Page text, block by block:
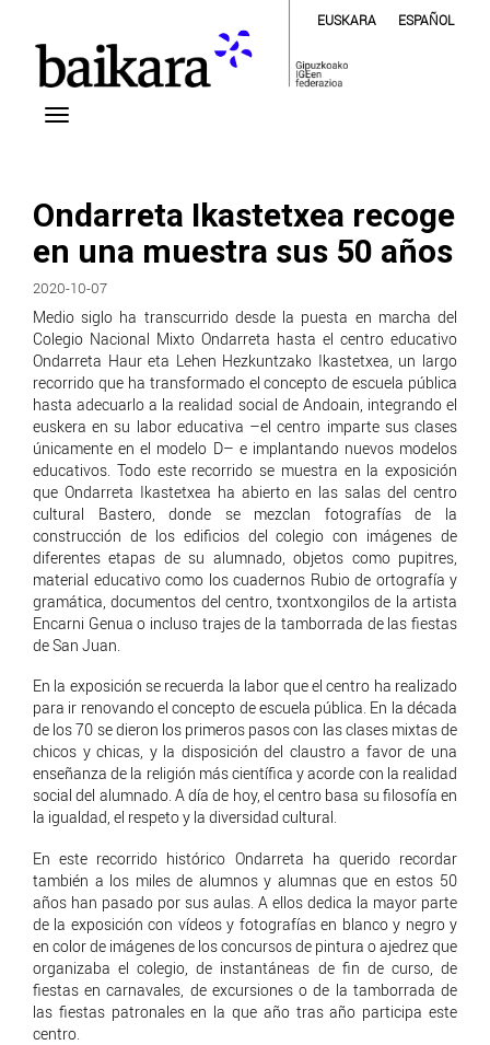
EUSKARA ESPAÑOL
Ondarreta Ikastetxea recoge
en una muestra sus 50 años
2020-10-07
Medio siglo ha transcurrido desde la puesta en marcha del
Colegio Nacional Mixto Ondarreta hasta el centro educativo
Ondarreta Haur eta Lehen Hezkuntzako Ikastetxea, un largo
recorrido que ha transformado el concepto de escuela pública
hasta adecuarlo a la realidad social de Andoain, integrando el
euskera en su labor educativa –el centro imparte sus clases
únicamente en el modelo D– e implantando nuevos modelos
educativos. Todo este recorrido se muestra en la exposición
que Ondarreta Ikastetxea ha abierto en las salas del centro
cultural Bastero, donde se mezclan fotografías de la
construcción de los edificios del colegio con imágenes de
diferentes etapas de su alumnado, objetos como pupitres,
material educativo como los cuadernos Rubio de ortografía y
gramática, documentos del centro, txontxongilos de la artista
Encarni Genua o incluso trajes de la tamborrada de las fiestas
de San Juan.
En la exposición se recuerda la labor que el centro ha realizado
para ir renovando el concepto de escuela pública. En la década
de los 70 se dieron los primeros pasos con las clases mixtas de
chicos y chicas, y la disposición del claustro a favor de una
enseñanza de la religión más científica y acorde con la realidad
social del alumnado. A día de hoy, el centro basa su filosofía en
la igualdad, el respeto y la diversidad cultural.
En este recorrido histórico Ondarreta ha querido recordar
también a los miles de alumnos y alumnas que en estos 50
años han pasado por sus aulas. A ellos dedica la mayor parte
de la exposición con vídeos y fotografías en blanco y negro y
en color de imágenes de los concursos de pintura o ajedrez que
organizaba el colegio, de instantáneas de fin de curso, de
fiestas en carnavales, de excursiones o de la tamborrada de
las fiestas patronales en la que año tras año participa este
centro.